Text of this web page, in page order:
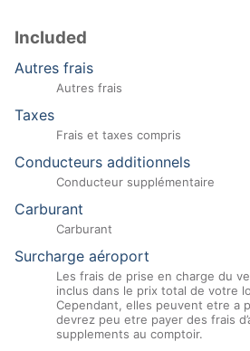
Included
Autres frais
Autres frais
Taxes
Frais et taxes compris
Conducteurs additionnels
Conducteur supplémentaire
Carburant
Carburant
Surcharge aéroport
Les frais de prise en charge du
inclus dans le prix total de votre
Cependant, elles peuvent etre a
devrez peu etre payer des frais
supplements au comptoir.